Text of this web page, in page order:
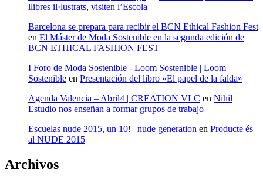
llibres il·lustrats, visiten l’Escola
Barcelona se prepara para recibir el BCN Ethical Fashion Fest
en El Máster de Moda Sostenible en la segunda edición de
BCN ETHICAL FASHION FEST
I Foro de Moda Sostenible - Loom Sostenible | Loom
Sostenible en Presentación del libro «El papel de la falda»
Agenda Valencia – Abril4 | CREATION VLC en Nihil
Estudio nos enseñan a formar grupos de trabajo
Escuelas nude 2015, un 10! | nude generation en Producte és
al NUDE 2015
Archivos